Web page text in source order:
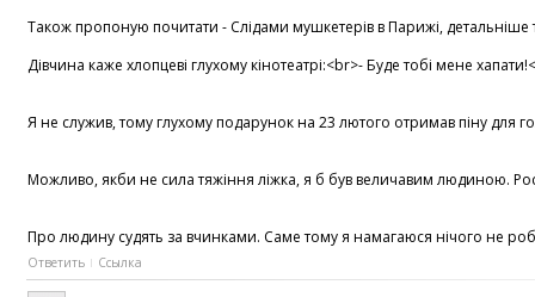
Також пропоную почитати - Слідами мушкетерів в Парижі, детальніше
Дівчина каже хлопцеві глухому кінотеатрі:<br>- Буде тобі мене
Я не служив, тому глухому подарунок на 23 лютого отримав піну для
Можливо, якби не сила тяжіння ліжка, я б був величавим людиною.
Про людину судять за вчинками. Саме тому я намагаюся нічого не
Ответить Ссылка